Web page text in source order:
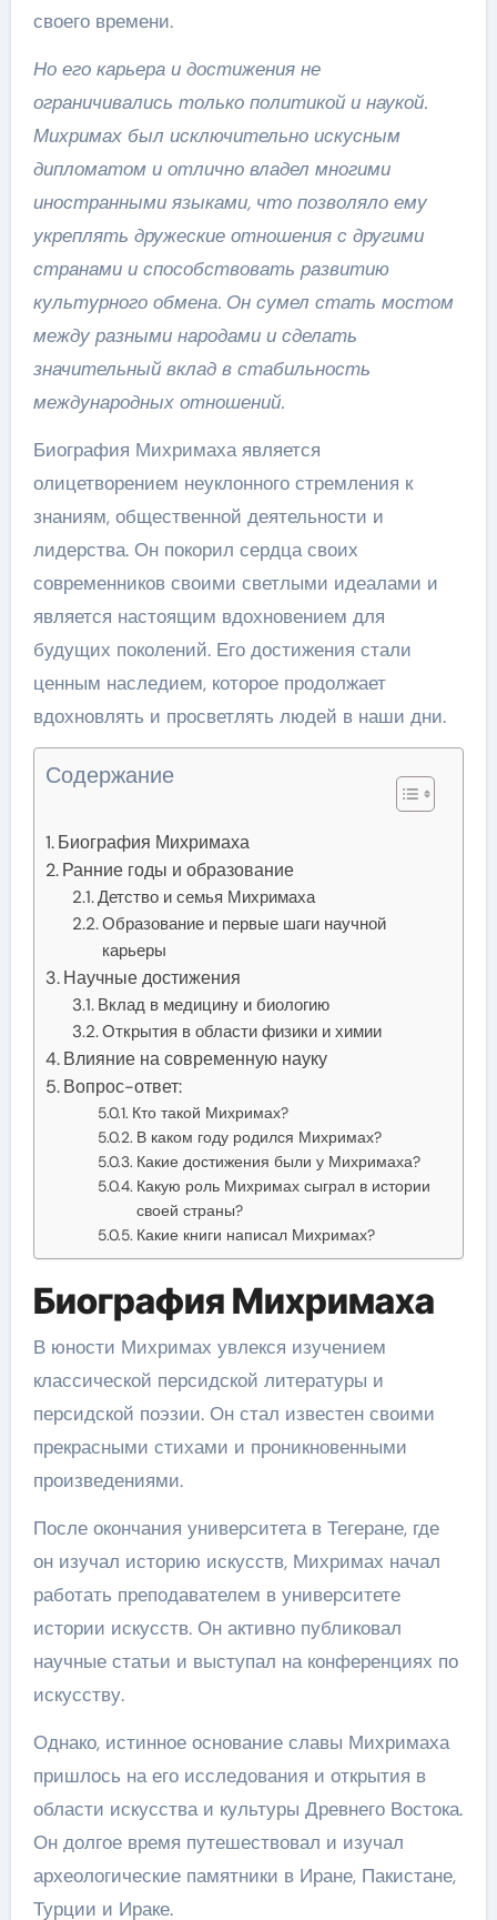
своего времени.
Но его карьера и достижения не
ограничивались только политикой и наукой.
Михримах был исключительно искусным
дипломатом и отлично владел многими
иностранными языками, что позволяло ему
укреплять дружеские отношения с другими
странами и способствовать развитию
культурного обмена. Он сумел стать мостом
между разными народами и сделать
значительный вклад в стабильность
международных отношений.
Биография Михримаха является
олицетворением неуклонного стремления к
знаниям, общественной деятельности и
лидерства. Он покорил сердца своих
современников своими светлыми идеалами и
является настоящим вдохновением для
будущих поколений. Его достижения стали
ценным наследием, которое продолжает
вдохновлять и просветлять людей в наши дни.
Содержание
Биография Михримаха
Ранние годы и образование
Детство и семья Михримаха
Образование и первые шаги научной
карьеры
Научные достижения
Вклад в медицину и биологию
Открытия в области физики и химии
Влияние на современную науку
Вопрос-ответ:
Кто такой Михримах?
В каком году родился Михримах?
Какие достижения были у Михримаха?
Какую роль Михримах сыграл в истории
своей страны?
Какие книги написал Михримах?
Биография Михримаха
В юности Михримах увлекся изучением
классической персидской литературы и
персидской поэзии. Он стал известен своими
прекрасными стихами и проникновенными
произведениями.
После окончания университета в Тегеране, где
он изучал историю искусств, Михримах начал
работать преподавателем в университете
истории искусств. Он активно публиковал
научные статьи и выступал на конференциях по
искусству.
Однако, истинное основание славы Михримаха
пришлось на его исследования и открытия в
области искусства и культуры Древнего Востока.
Он долгое время путешествовал и изучал
археологические памятники в Иране, Пакистане,
Турции и Ираке.